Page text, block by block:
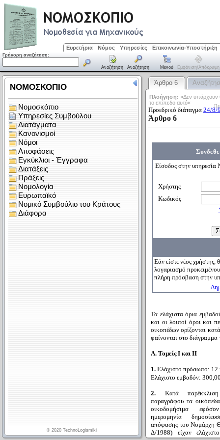
Ευρετήρια Νόμος Υπηρεσίες Επικοινωνία-Υποστήριξη
Γρήγορη αναζήτηση:
Αναζήτηση Αναζήτηση Μενού Εμφάνιση/απόκρυψη
Άρθρο 6